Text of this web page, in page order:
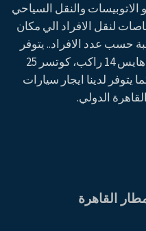
والنقل السياحي
لنقل الافراد الي مكان
حسب عدد الافراد.. يتوفر
لدينا فان اتش وان 7 راكب، تويوتا هايس 14 راكب، كوتسر 25
/ 33 / 50 راكب. كما يتوفر لدينا ايجار سيارات
الدولي.
القاهرة